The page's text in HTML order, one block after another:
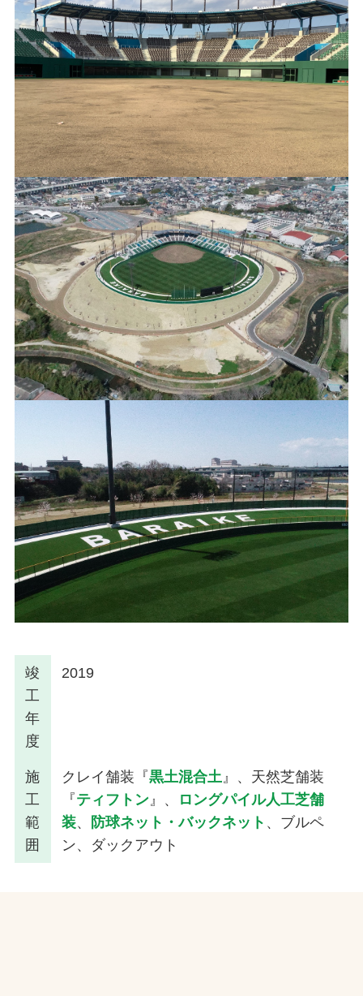
竣
工
年
度
2019
施
工
範
囲
クレイ舗装『黒土混合土』、天然芝舗装
『ティフトン』、
ロングパイル人工芝舗
装、 防球ネット・バックネット 、ブルペ
ン、ダックアウト